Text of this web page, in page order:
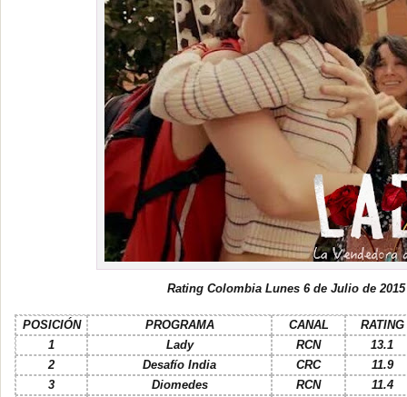
Rating Colombia Lunes 6 de Julio de 2015
POSICIÓN PROGRAMA CANAL
RATING
1
Lady RCN
13.1
2
Desafío India CRC
11.9
3
Diomedes RCN
11.4